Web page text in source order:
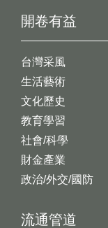
開卷有益
台灣采風
生活藝術
文化歷史
教育學習
社會/科學
財金產業
政治/外交/國防
流通管道